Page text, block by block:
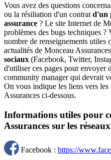
Vous avez des questions
ou la résiliation d'un contrat d'un
assurance ? Le site Internet de
problèmes des bugs techniques
nombre de renseignements utiles
actualités de Monceau
sociaux (Facebook, Twitter,
d'utiliser ces pages pour envoyer
community manager qui devrait
On vous indique les liens vers
Assurances ci-dessous.
Informations utiles pour
Assurances sur les
Facebook : https://